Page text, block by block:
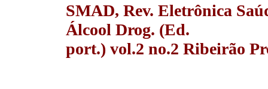
SMAD, Rev. Eletrônica
Álcool Drog. (Ed.
port.) vol.2 no.2 Ribeirão